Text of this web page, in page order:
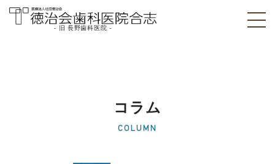
医院]｜熊本県合志
- 旧 長野歯科医院 -
コラム
COLUMN